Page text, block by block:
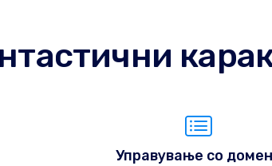
Управување со